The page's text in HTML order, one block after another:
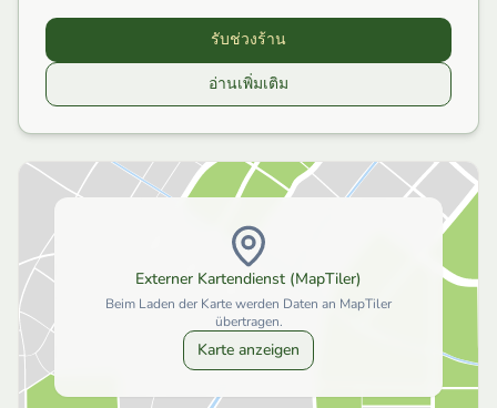
รับช่วงร้าน
อ่านเพิ่มเติม
Externer Kartendienst (MapTiler)
Beim Laden der Karte werden Daten an MapTiler
übertragen.
Karte anzeigen